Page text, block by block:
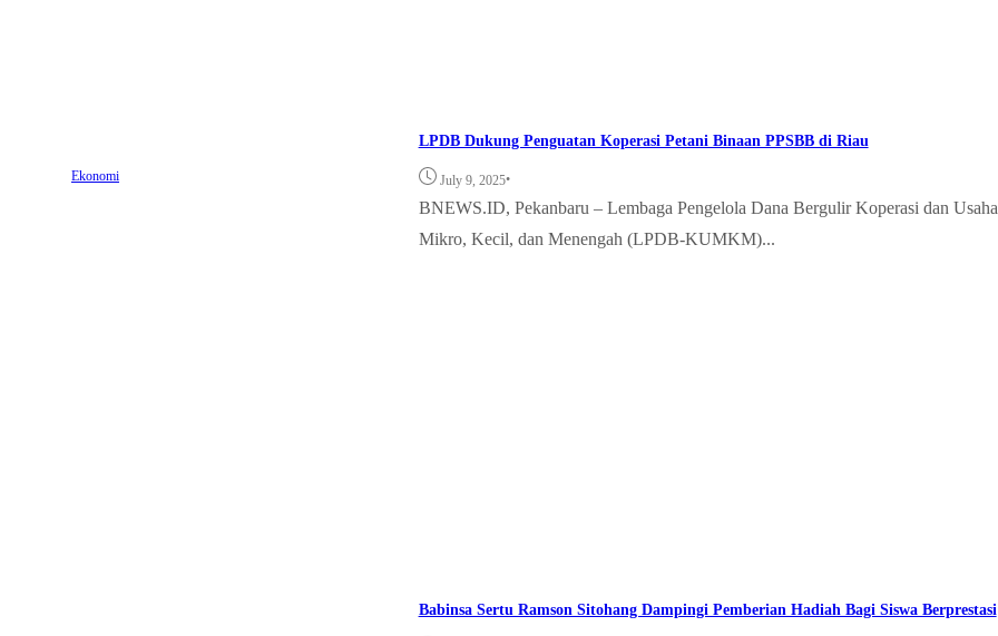
Ekonomi
LPDB Dukung Penguatan Koperasi Petani Binaan PPSBB di Riau
July 9, 2025•
BNEWS.ID, Pekanbaru – Lembaga Pengelola Dana Bergulir Koperasi dan Usaha
Mikro, Kecil, dan Menengah (LPDB-KUMKM)...
Babinsa Sertu Ramson Sitohang Dampingi Pemberian Hadiah Bagi Siswa Berprestasi